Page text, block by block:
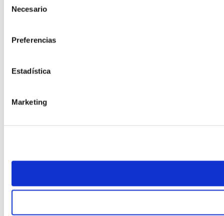
Necesario
Preferencias
Estadística
Marketing